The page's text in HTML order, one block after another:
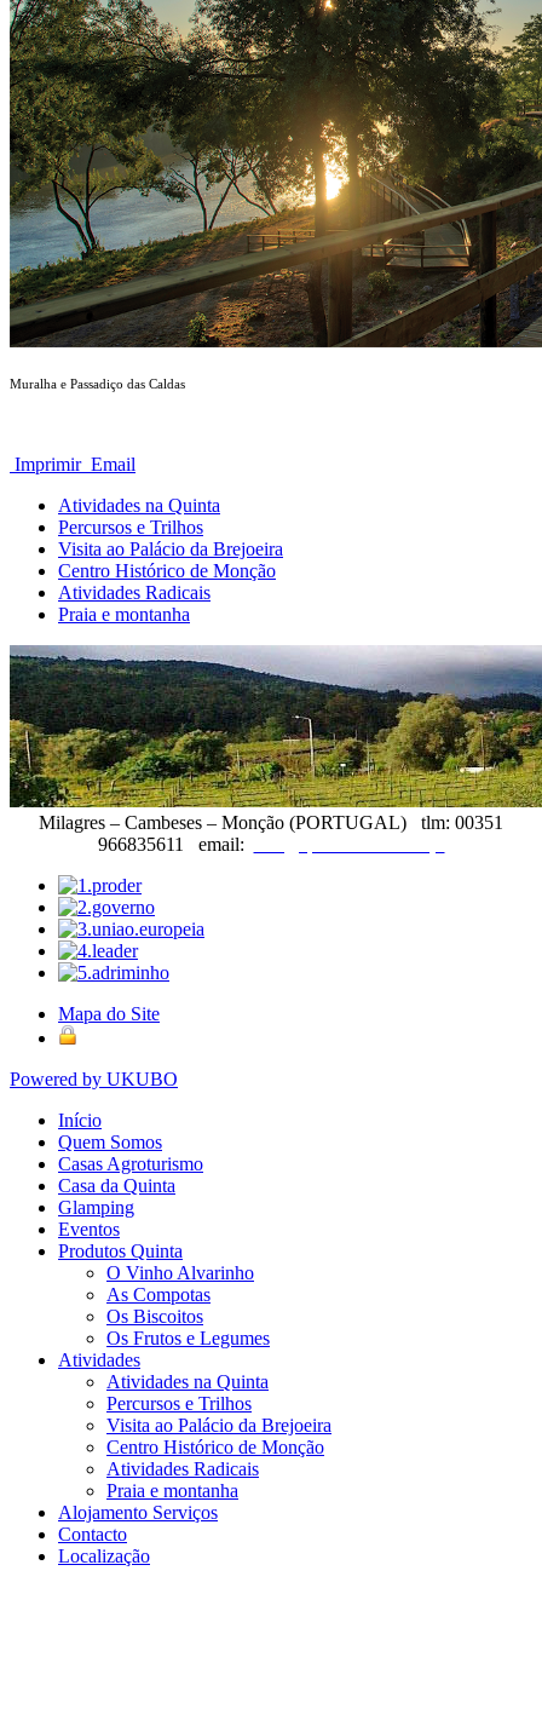
Muralha e Passadiço das Caldas
Imprimir Email
Atividades na Quinta
Percursos e Trilhos
Visita ao Palácio da Brejoeira
Centro Histórico de Monção
Atividades Radicais
Praia e montanha
Milagres – Cambeses – Monção (PORTUGAL) tlm: 00351
966835611 email:
Mapa do Site
Powered by UKUBO
Início
Quem Somos
Casas Agroturismo
Casa da Quinta
Glamping
Eventos
Produtos Quinta
O Vinho Alvarinho
As Compotas
Os Biscoitos
Os Frutos e Legumes
Atividades
Atividades na Quinta
Percursos e Trilhos
Visita ao Palácio da Brejoeira
Centro Histórico de Monção
Atividades Radicais
Praia e montanha
Alojamento Serviços
Contacto
Localização